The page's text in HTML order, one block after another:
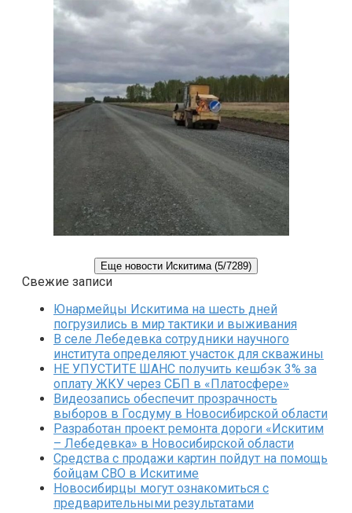
Еще новости Искитима (5/7289)
Свежие записи
Юнармейцы Искитима на шесть дней
погрузились в мир тактики и выживания
В селе Лебедевка сотрудники научного
института определяют участок для скважины
НЕ УПУСТИТЕ ШАНС получить кешбэк 3% за
оплату ЖКУ через СБП в «Платосфере»
Видеозапись обеспечит прозрачность
выборов в Госдуму в Новосибирской области
Разработан проект ремонта дороги «Искитим
– Лебедевка» в Новосибирской области
Средства с продажи картин пойдут на помощь
бойцам СВО в Искитиме
Новосибирцы могут ознакомиться с
предварительными результатами